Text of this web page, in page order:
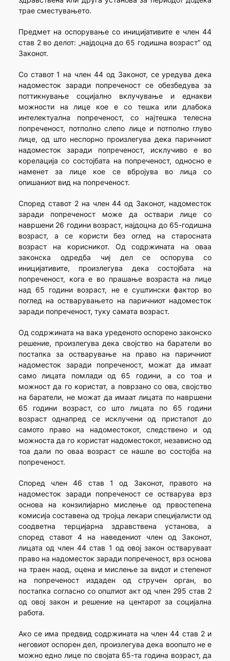
трае сместувањето.
Предмет на оспорување со иницијативите е член 44
став 2 во делот: „најдоцна до 65 годишна возраст” од
Законот.
Со ставот 1 на член 44 од Законот, се уредува дека
надоместок заради попреченост се обезбедува за
поттикнување социјално вклучување и еднакви
можности на лице кое е со тешка или длабока
интелектуална попреченост, со најтешка телесна
попреченост, потполно слепо лице и потполно глуво
лице, од што неспорно произлегува дека паричниот
надоместок заради попреченост, исклучиво е во
корелација со состојбата на попреченост, односно е
наменет за лице кое се вбројува во лица со
опишаниот вид на попреченост.
Според ставот 2 на член 44 од Законот, надоместок
заради попреченост може да оствари лице со
навршени 26 години возраст, најдоцна до 65-годишна
возраст, а се користи без оглед на старосната
возраст на корисникот. Од содржината на оваа
законска одредба чиј дел се оспорува со
иницијативите, произлегува дека состојбата на
попреченост, кога е во прашање возраста на лице
над 65 години возраст, не е суштински фактор во
поглед на остварувањето на паричниот надоместок
заради попреченост, туку самата возраст.
Од содржината на вака уреденото оспорено законско
решение, произлегува дека својство на баратели во
постапка за остварување на право на паричниот
надоместок заради попреченост, можат да имаат
само лицата помлади од 65 години, а со тоа и
можност да го користат, а поврзано со ова, својство
на баратели, не можат да имаат лицата по навршени
65 години возраст, со што лицата по 65 години
возраст однапред се исклучени од пристапот до
самото право на надоместокот, следствено и од
можноста да го користат надоместокот, независно од
тоа дали по оваа возраст се нашле во состојба на
попреченост.
Според член 46 став 1 од Законот, правото на
надоместок заради попреченост се остварува врз
основа на конзилијарно мислење од првостепена
комисија составена од тројца лекари специјалисти од
соодветна терцијарна здравствена установа, а
според ставот 4 на наведениот член од Законот,
лицата од член 44 став 1 од овој закон остваруваат
право на надоместок заради попреченост, врз основа
на траен наод, оцена и мислење за видот и степенот
на попреченост издаден од стручен орган, во
постапка согласно со општиот акт од член 295 став 2
од овој закон и решение на центарот за социјална
работа.
Ако се има предвид содржината на член 44 став 2 и
неговиот оспорен дел, произлегува дека воопшто не е
можно едно лице по својата 65-та година возраст, да